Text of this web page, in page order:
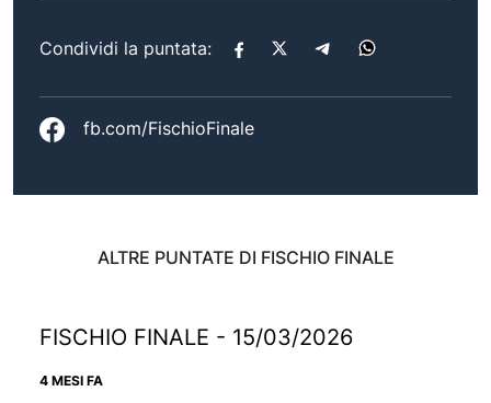
Condividi la puntata:
fb.com/FischioFinale
ALTRE PUNTATE DI FISCHIO FINALE
FISCHIO FINALE - 15/03/2026
4 MESI FA